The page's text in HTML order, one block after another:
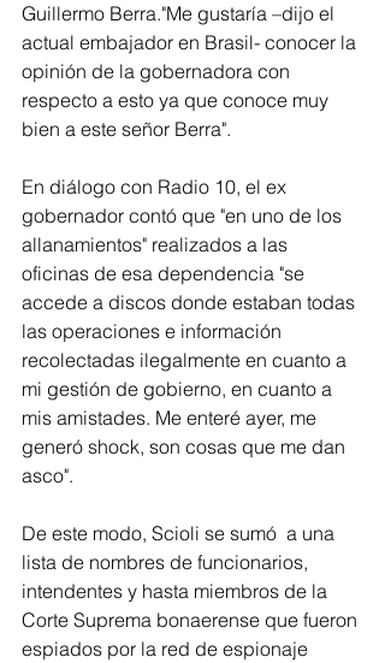
Guillermo Berra."Me gustaría –dijo el
actual embajador en Brasil- conocer la
opinión de la gobernadora con
respecto a esto ya que conoce muy
bien a este señor Berra".
En diálogo con Radio 10, el ex
gobernador contó que "en uno de los
allanamientos" realizados a las
oficinas de esa dependencia "se
accede a discos donde estaban todas
las operaciones e información
recolectadas ilegalmente en cuanto a
mi gestión de gobierno, en cuanto a
mis amistades. Me enteré ayer, me
generó shock, son cosas que me dan
asco".
De este modo, Scioli se sumó  a una
lista de nombres de funcionarios,
intendentes y hasta miembros de la
Corte Suprema bonaerense que fueron
espiados por la red de espionaje